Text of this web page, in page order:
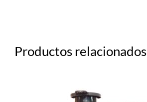
Productos relacionados